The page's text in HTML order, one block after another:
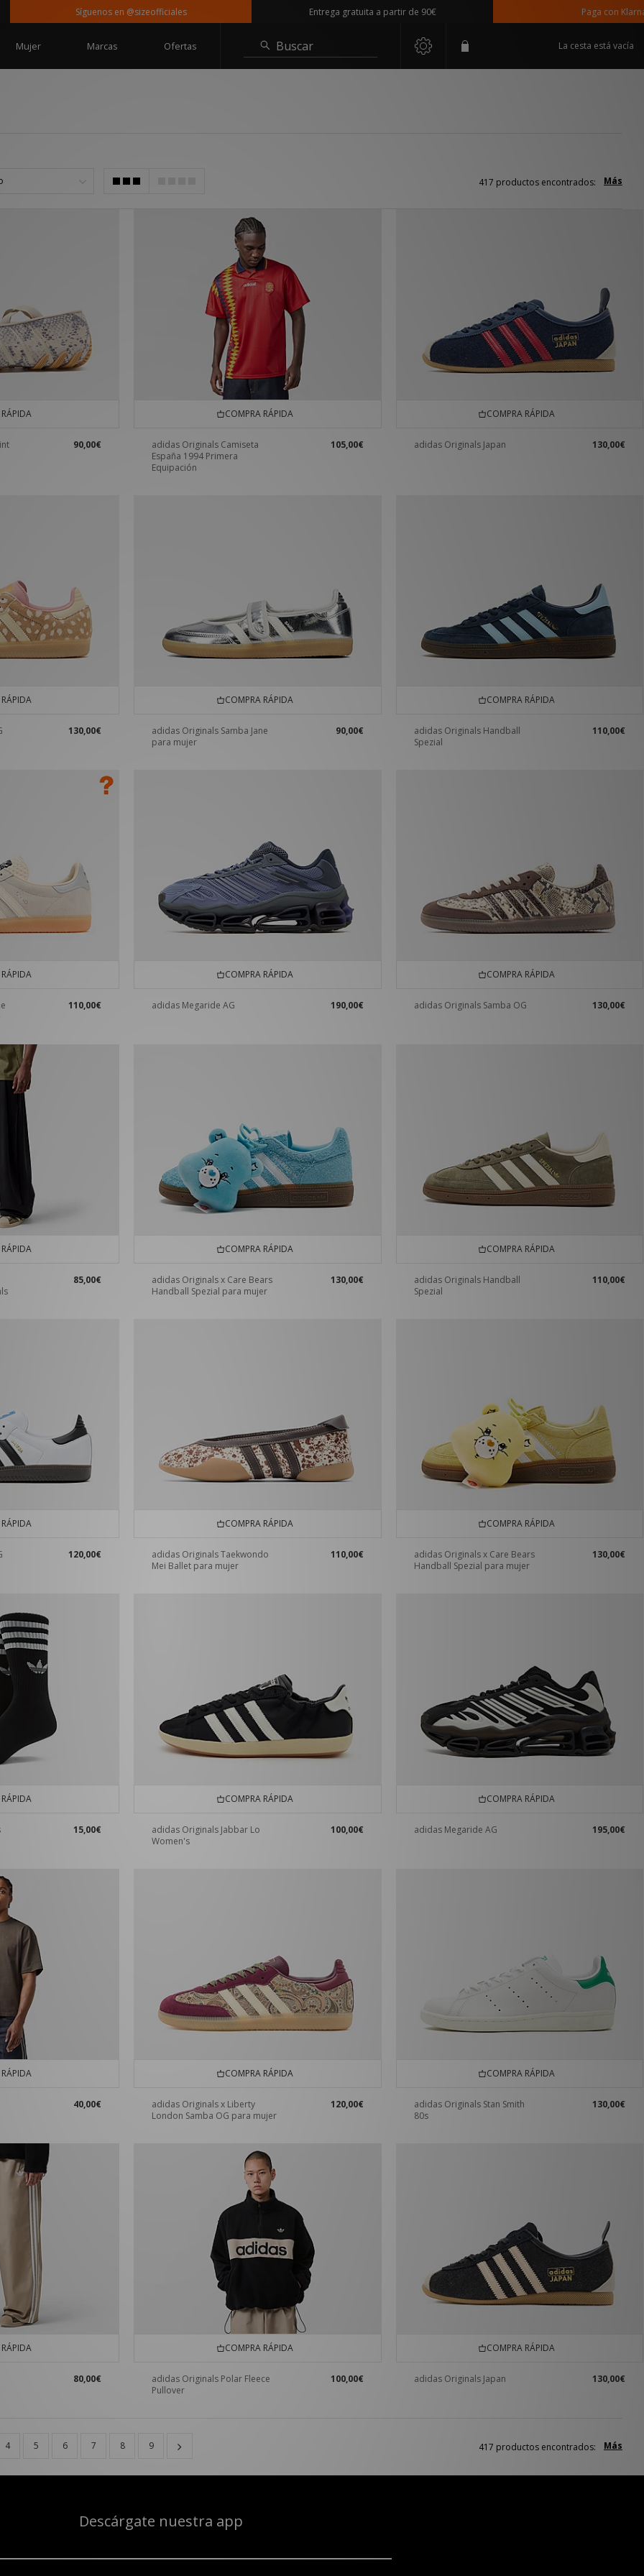
Síguenos en @sizeofficiales Entrega gratuita a partir de 90€ Paga con Klarna
Mujer Marcas Ofertas Buscar La cesta está vacía
Más
417 productos encontrados:
90,00€
COMPRA RÁPIDA
adidas Originals Camiseta
España 1994 Primera
Equipación
105,00€
COMPRA RÁPIDA
adidas Originals Japan 130,00€
130,00€
COMPRA RÁPIDA
adidas Originals Samba Jane
para mujer
90,00€
COMPRA RÁPIDA
adidas Originals Handball
Spezial
110,00€
110,00€
COMPRA RÁPIDA
adidas Megaride AG 190,00€
COMPRA RÁPIDA
adidas Originals Samba OG 130,00€
85,00€
COMPRA RÁPIDA
adidas Originals x Care Bears
Handball Spezial para mujer
130,00€
COMPRA RÁPIDA
adidas Originals Handball
Spezial
110,00€
120,00€
COMPRA RÁPIDA
adidas Originals Taekwondo
Mei Ballet para mujer
110,00€
COMPRA RÁPIDA
adidas Originals x Care Bears
Handball Spezial para mujer
130,00€
15,00€
COMPRA RÁPIDA
adidas Originals Jabbar Lo
Women's
100,00€
COMPRA RÁPIDA
adidas Megaride AG 195,00€
40,00€
COMPRA RÁPIDA
adidas Originals x Liberty
London Samba OG para mujer
120,00€
COMPRA RÁPIDA
adidas Originals Stan Smith
80s
130,00€
80,00€
COMPRA RÁPIDA
adidas Originals Polar Fleece
Pullover
100,00€
COMPRA RÁPIDA
adidas Originals Japan 130,00€
4 5 6 7 8 9 Más
417 productos encontrados:
Descárgate nuestra app